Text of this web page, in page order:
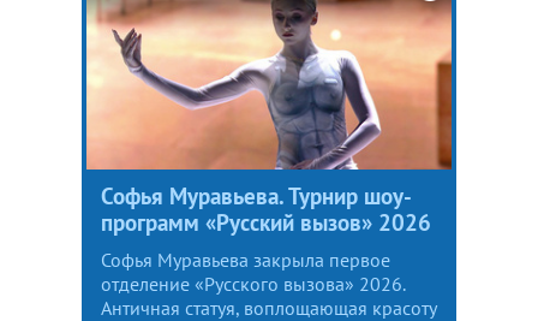
Софья Муравьева. Турнир шоу-
программ «Русский вызов» 2026
Софья Муравьева закрыла первое
отделение «Русского вызова» 2026.
Античная статуя, воплощающая красоту